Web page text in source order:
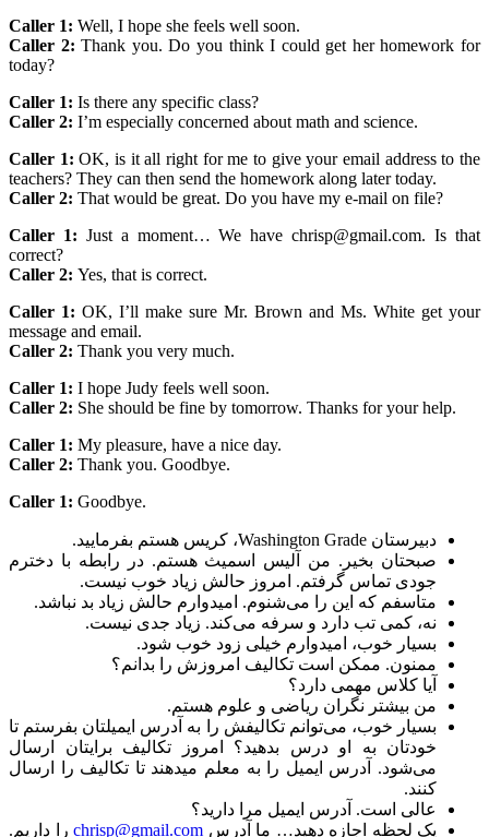
Caller 1: Well, I hope she feels well soon.
Caller 2: Thank you. Do you think I could get her homework for
today?
Caller 1: Is there any specific class?
Caller 2: I’m especially concerned about math and science.
Caller 1: OK, is it all right for me to give your email address to the
teachers? They can then send the homework along later today.
Caller 2: That would be great. Do you have my e-mail on file?
Caller 1: Just a moment… We have chrisp@gmail.com. Is that
correct?
Caller 2: Yes, that is correct.
Caller 1: OK, I’ll make sure Mr. Brown and Ms. White get your
message and email.
Caller 2: Thank you very much.
Caller 1: I hope Judy feels well soon.
Caller 2: She should be fine by tomorrow. Thanks for your help.
Caller 1: My pleasure, have a nice day.
Caller 2: Thank you. Goodbye.
Caller 1: Goodbye.
دبیرستان Washington Grade، کریس هستم بفرمایید.
صبحتان بخیر. من آلیس اسمیث هستم. در رابطه با دخترم
جودی تماس گرفتم. امروز حالش زیاد خوب نیست.
متاسفم که این را می‌شنوم. امیدوارم حالش زیاد بد نباشد.
نه، کمی تب دارد و سرفه می‌کند. زیاد جدی نیست.
بسیار خوب، امیدوارم خیلی زود خوب شود.
ممنون. ممکن است تکالیف امروزش را بدانم؟
آیا کلاس مهمی دارد؟
من بیشتر نگران ریاضی و علوم هستم.
بسیار خوب، می‌توانم تکالیفش را به آدرس ایمیلتان بفرستم تا
خودتان به او درس بدهید؟ امروز تکالیف برایتان ارسال
می‌شود. آدرس ایمیل را به معلم میدهند تا تکالیف را ارسال
کنند.
عالی است. آدرس ایمیل مرا دارید؟
یک لحظه اجازه دهید… ما آدرس chrisp@gmail.com را داریم.